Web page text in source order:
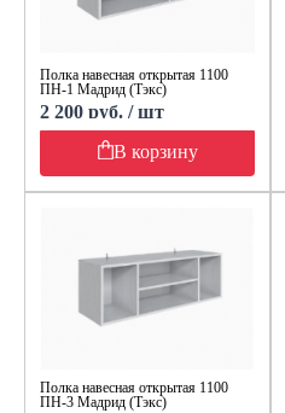
Полка навесная открытая 1100
ПН-1 Мадрид (Тэкс)
2 200 руб. / шт
В корзину
Полка навесная открытая 1100
ПН-3 Мадрид (Тэкс)